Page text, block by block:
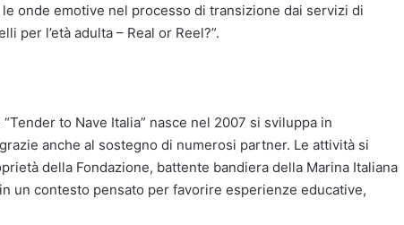
onde emotive nel processo di transizione dai servizi di
per l’età adulta – Real or Reel?”.
to Nave Italia” nasce nel 2007 si sviluppa in
anche al sostegno di numerosi partner. Le attività si
della Fondazione, battente bandiera della Marina Italiana
un contesto pensato per favorire esperienze educative,